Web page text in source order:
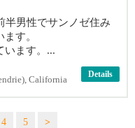
半男性でサンノゼ住み
す。
います。...
California
Details
4 5 >